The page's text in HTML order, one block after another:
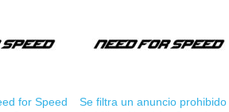
for Speed
Se filtra un anuncio prohibido